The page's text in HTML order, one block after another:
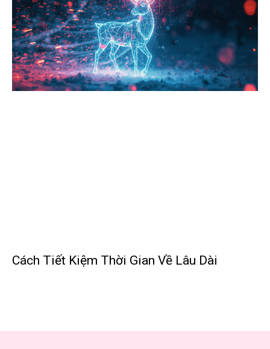
Cách Tiết Kiệm Thời Gian Về Lâu Dài